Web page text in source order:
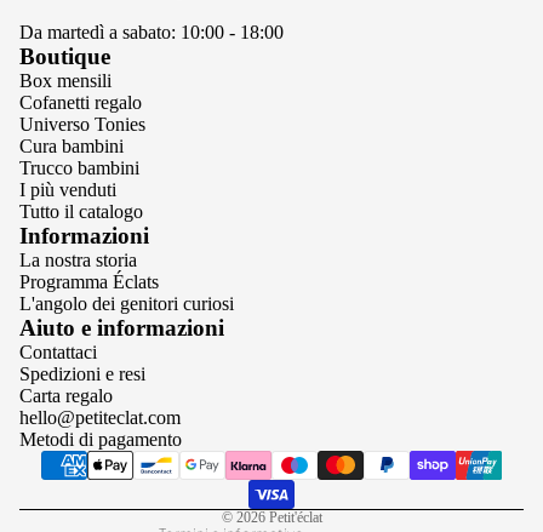
Da martedì a sabato: 10:00 - 18:00
Boutique
Box mensili
Cofanetti regalo
Universo Tonies
Cura bambini
Trucco bambini
I più venduti
Tutto il catalogo
Informazioni
La nostra storia
Programma Éclats
L'angolo dei genitori curiosi
Aiuto e informazioni
Contattaci
Spedizioni e resi
Carta regalo
hello@petiteclat.com
Metodi di pagamento
© 2026 Petit'éclat
Informativa sulla privacy
Termini e condizioni del servizio
Informativa sui rimborsi
Informativa sulle spedizioni
Informativa legale